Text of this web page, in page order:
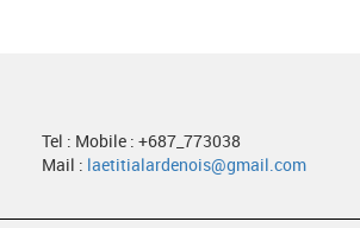
Tel : Mobile : +687_773038
Mail : laetitialardenois@gmail.com